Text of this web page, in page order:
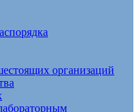
организаций